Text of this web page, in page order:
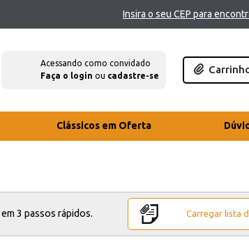
Insira o seu CEP para
Acessando como convidado
Faça o login ou cadastre-se
Clássicos em Oferta
3 passos rápidos. Carregar lista